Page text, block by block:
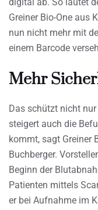
Greiner Bio-One aus
nun nicht mehr mit
einem Barcode
Mehr
Das schützt nicht
steigert auch die
kommt, sagt Greiner
Buchberger.
Beginn der
Patienten mittels
er bei Aufnahme im